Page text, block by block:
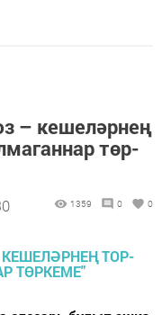
– ке­ше­ләр­нең
төр­
1359 0 0